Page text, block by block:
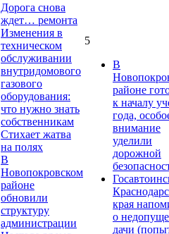
Дорога снова
ждет… ремонта
Изменения в
техническом
обслуживании
внутридомового
газового
оборудования:
что нужно знать
собственникам
Стихает жатва
на полях
В
Новопокровском
районе
обновили
структуру
администрации
5
В
районе
к началу
года,
внимание
уделили
дорожной
края
о
дачи